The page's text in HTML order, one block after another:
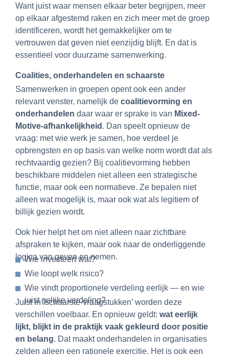
Want juist waar mensen elkaar beter begrijpen, meer
op elkaar afgestemd raken en zich meer met de groep
identificeren, wordt het gemakkelijker om te
vertrouwen dat geven niet eenzijdig blijft. En dat is
essentieel voor duurzame samenwerking.
Coalities, onderhandelen en schaarste
Samenwerken in groepen opent ook een ander
relevant venster, namelijk de coalitievorming en
onderhandelen daar waar er sprake is van Mixed-
Motive-afhankelijkheid . Dan speelt opnieuw de
vraag: met wie werk je samen, hoe verdeel je
opbrengsten en op basis van welke norm wordt dat als
rechtvaardig gezien? Bij coalitievorming hebben
beschikbare middelen niet alleen een strategische
functie, maar ook een normatieve. Ze bepalen niet
alleen wat mogelijk is, maar ook wat als legitiem of
billijk gezien wordt.
Ook hier helpt het om niet alleen naar zichtbare
afspraken te kijken, maar ook naar de onderliggende
logica van geven en nemen.
Wie investeert wat?
Wie loopt welk risico?
Wie vindt proportionele verdeling eerlijk — en wie
juist gelijke verdeling?
Juist in ‘schaarste-vraagstukken’ worden deze
verschillen voelbaar. En opnieuw geldt: wat eerlijk
lijkt, blijkt in de praktijk vaak gekleurd door positie
en belang. Dat maakt onderhandelen in organisaties
zelden alleen een rationele exercitie. Het is ook een